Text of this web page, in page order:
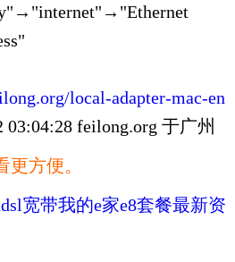
local-adapter-mac-en
feilong.org 于广州
方便。
宽带我的e家e8套餐最新资